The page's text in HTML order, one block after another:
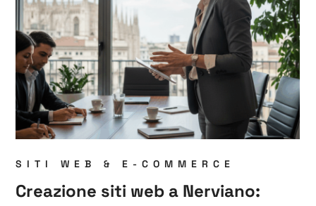
SITI WEB & E-COMMERCE
Creazione siti web a Nerviano: